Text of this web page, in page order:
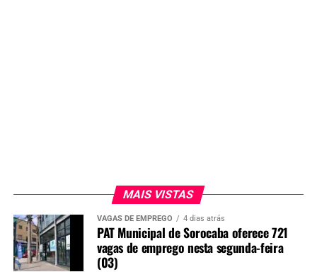
MAIS VISTAS
VAGAS DE EMPREGO 4 dias atrás
PAT Municipal de Sorocaba oferece 721
vagas de emprego nesta segunda-feira
(03)